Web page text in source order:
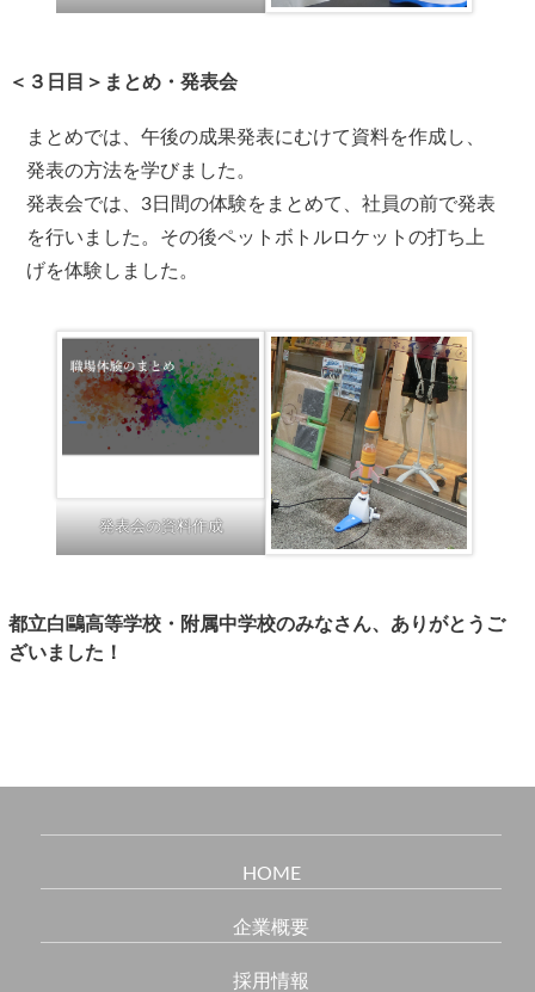
＜３日目＞まとめ・発表会
まとめでは、午後の成果発表にむけて資料を作成し、
発表の方法を学びました。
発表会では、3日間の体験をまとめて、社員の前で発表
を行いました。その後ペットボトルロケットの打ち上
げを体験しました。
発表会の資料作成
都立白鷗高等学校・附属中学校のみなさん、ありがとうご
ざいました！
HOME
企業概要
採用情報